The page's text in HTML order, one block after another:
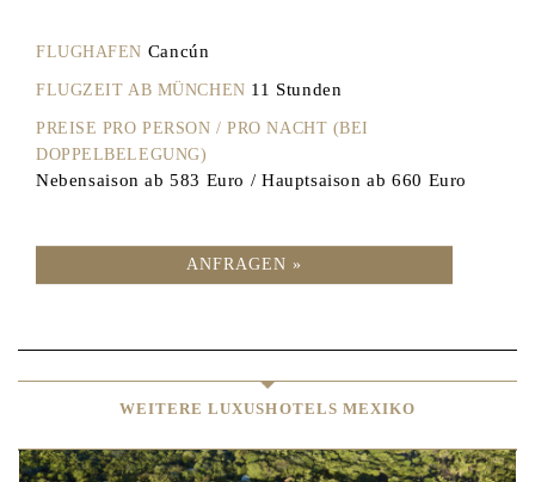
FLUGHAFEN Cancún
FLUGZEIT AB MÜNCHEN 11 Stunden
PREISE PRO PERSON / PRO NACHT (BEI
DOPPELBELEGUNG)
Nebensaison ab 583 Euro / Hauptsaison ab 660 Euro
ANFRAGEN »
WEITERE LUXUSHOTELS MEXIKO